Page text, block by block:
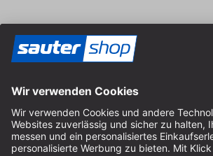
Impressum
AGB